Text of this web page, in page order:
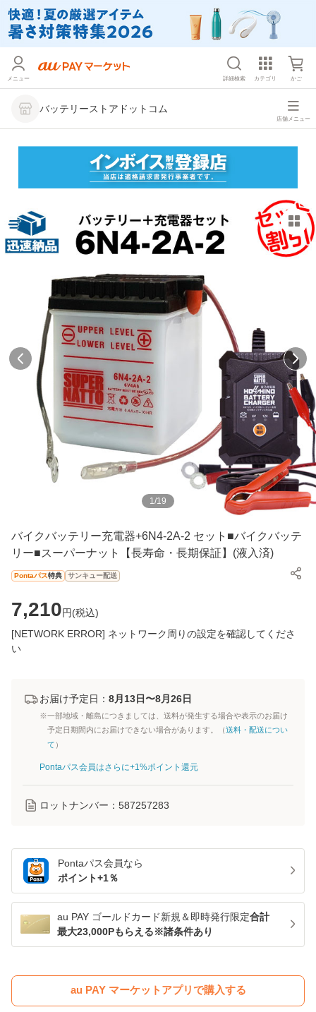
メニュー 詳細検索 カテゴリ かご
バッテリーストアドットコム
店舗メニュー
1 /19
バイクバッテリー充電器+6N4-2A-2 セット■バイクバッテ
リー■スーパーナット【長寿命・長期保証】(液入済)
Pontaパス特典 サンキュー配送
7,210円(税込)
[NETWORK ERROR] ネットワーク周りの設定を確認してくださ
い
お届け予定日： 8月13日〜8月26日
※一部地域・離島につきましては、送料が発生する場合や表示のお届け
予定日期間内にお届けできない場合があります。（送料・配送につい
て ）
Pontaパス会員はさらに+1%ポイント還元
ロットナンバー： 587257283
Pontaパス会員なら
ポイント+1％
au PAY ゴールドカード新規＆即時発行限定合計
最大23,000Pもらえる※諸条件あり
au PAY マーケットアプリで購入する